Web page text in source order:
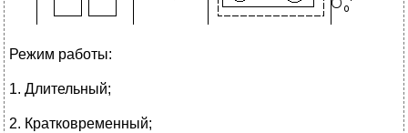
Режим работы:
1. Длительный;
2. Кратковременный;